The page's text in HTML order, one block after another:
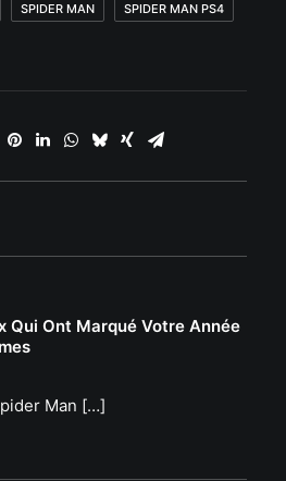
SPIDER MAN SPIDER MAN PS4
Qui Ont Marqué Votre Année
Man […]